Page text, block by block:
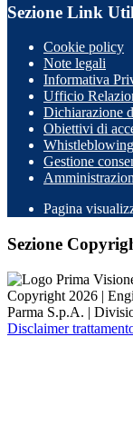
Sezione Link
Cookie policy
Note legali
Informativa
Ufficio
Dichiarazione
Obiettivi di
Whistleblowing
Gestione
Pagina
Sezione
Copyright 2026 |
Parma S.p.A. |
Disclaimer